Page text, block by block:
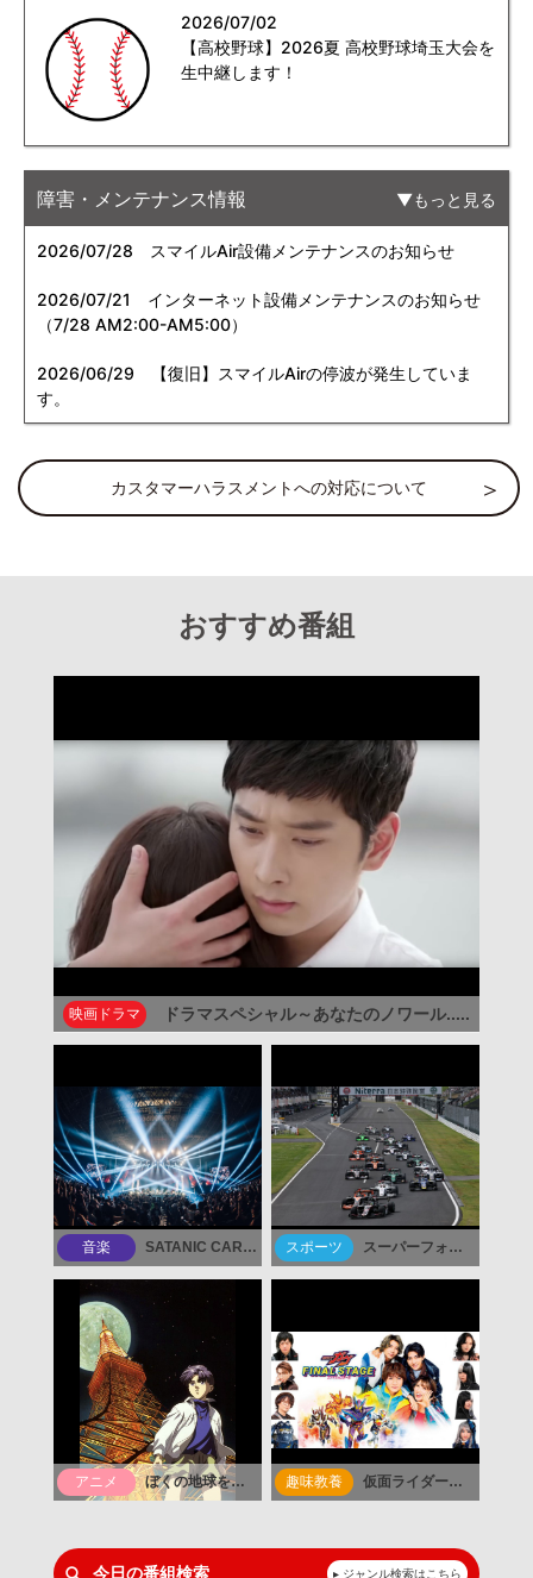
2026/07/02
【高校野球】2026夏 高校野球埼玉大会を
生中継します！
障害・メンテナンス情報 もっと見る
2026/07/28 スマイルAir設備メンテナンスのお知らせ
2026/07/21
インターネット設備メンテナンスのお知らせ
（7/28 AM2:00-AM5:00）
2026/06/29 【復旧】スマイルAirの停波が発生していま
す。
カスタマーハラスメントへの対応について
おすすめ番組